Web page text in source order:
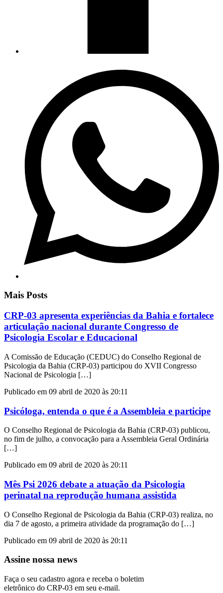
Mais Posts
CRP-03 apresenta experiências da Bahia e fortalece
articulação nacional durante Congresso de
Psicologia Escolar e Educacional
A Comissão de Educação (CEDUC) do Conselho Regional de
Psicologia da Bahia (CRP-03) participou do XVII Congresso
Nacional de Psicologia […]
Publicado em 09 abril de 2020 às 20:11
Psicóloga, entenda o que é a Assembleia e participe
O Conselho Regional de Psicologia da Bahia (CRP-03) publicou,
no fim de julho, a convocação para a Assembleia Geral Ordinária
[…]
Publicado em 09 abril de 2020 às 20:11
Mês Psi 2026 debate a atuação da Psicologia
perinatal na reprodução humana assistida
O Conselho Regional de Psicologia da Bahia (CRP-03) realiza, no
dia 7 de agosto, a primeira atividade da programação do […]
Publicado em 09 abril de 2020 às 20:11
Assine nossa news
Faça o seu cadastro agora e receba o boletim
eletrônico do CRP-03 em seu e-mail.